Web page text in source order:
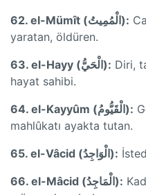
62. el-Mümît (الْمُمِيتُ):
yaratan, öldüren.
63. el-Hayy (الْحَيُّ): Diri,
hayat sahibi.
64. el-Kayyûm (الْقَيُّومُ):
mahlûkatı ayakta tutan.
65. el-Vâcid (الْوَاجِدُ):
66. el-Mâcid (الْمَاجِدُ):